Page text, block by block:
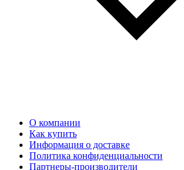
О компании
Как купить
Информация о доставке
Политика конфиденциальности
Партнеры-производители